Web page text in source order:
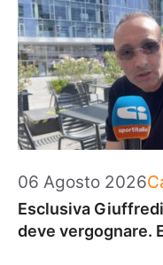
06 Agosto 2026
Esclusiva
deve vergognare.